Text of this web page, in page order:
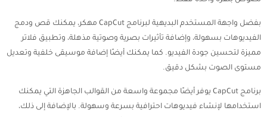
بفضل واجهة المستخدم البديهية لبرنامج CapCut مهكر، يمكنك قص ودمج
الفيديوهات بسهولة، وإضافة تأثيرات بصرية وصوتية مذهلة، وتطبيق فلاتر
مميزة لتحسين جودة الفيديو. كما يمكنك أيضًا إضافة موسيقى خلفية وتعديل
مستوى الصوت بشكل دقيق.
برنامج CapCut يوفر أيضًا مجموعة واسعة من القوالب الجاهزة التي يمكنك
استخدامها لإنشاء فيديوهات احترافية بسرعة وسهولة. بالإضافة إلى ذلك،